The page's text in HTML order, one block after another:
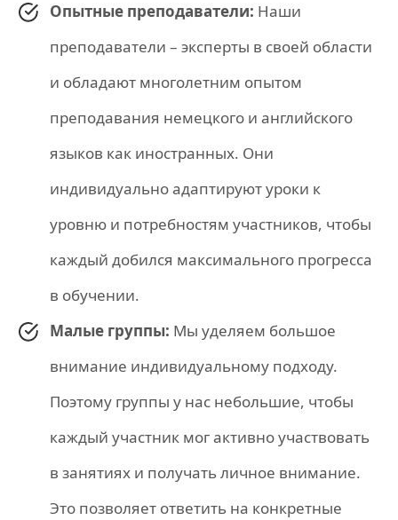
Опытные преподаватели: Наши
преподаватели – эксперты в своей области
и обладают многолетним опытом
преподавания немецкого и английского
языков как иностранных. Они
индивидуально адаптируют уроки к
уровню и потребностям участников, чтобы
каждый добился максимального прогресса
в обучении.
Малые группы: Мы уделяем большое
внимание индивидуальному подходу.
Поэтому группы у нас небольшие, чтобы
каждый участник мог активно участвовать
в занятиях и получать личное внимание.
Это позволяет ответить на конкретные